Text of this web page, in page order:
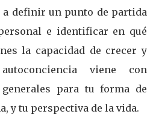
a definir un punto de partida
e identificar en qué
la capacidad de crecer y
viene con
para tu forma de
y tu perspectiva de la vida.